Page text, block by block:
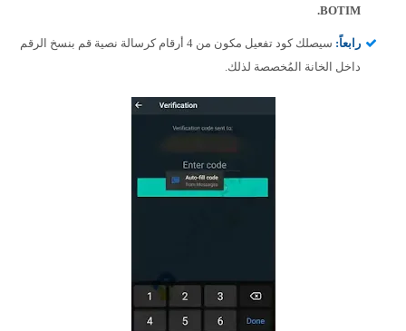
BOTIM.
رابعاً:
سيصلك كود تفعيل مكون من 4 أرقام كرسالة نصية قم بنسخ الرقم
داخل الخانة المُخصصة لذلك.